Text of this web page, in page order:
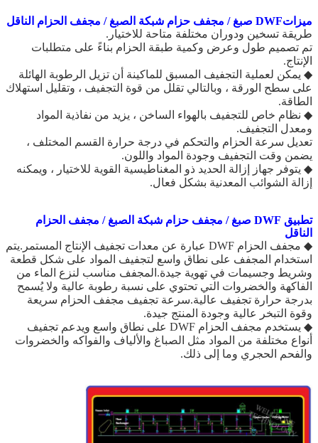
ميزاتDWF صبغ / مجفف حزام شبكة الصبغ / مجفف الحزام الناقل
طريقة تسخين ودوران مختلفة متاحة للاختيار.
تم تصميم طول وعرض وكمية طبقة الحزام بناءً على متطلبات
الإنتاج.
◆ يمكن لعملية التجفيف المسبق للماكينة أن تزيل الرطوبة الهائلة
على سطح الورقة ، وبالتالي تقلل من قوة التجفيف ، وتقليل استهلاك
الطاقة.
◆ نظام خاص للتجفيف بالهواء الساخن ، يزيد من نفاذية المواد
ومعدل التجفيف.
تعديل سرعة الحزام والتحكم في درجة حرارة القسم المختلف ،
يضمن وقت التجفيف وجودة المواد واللون.
◆ يتوفر جهاز إزالة الحديد ذو المغناطيسية القوية للاختيار ، ويمكنه
إزالة الشوائب المعدنية بشكل فعال.
تطبيق DWF صبغ / مجفف حزام شبكة الصبغ / مجفف الحزام
الناقل
◆ مجفف الحزام DWF عبارة عن معدات تجفيف الإنتاج المستمر.يتم
استخدام المجفف على نطاق واسع لتجفيف المواد على شكل قطعة
وشريط وجسيمات في تهوية جيدة.المجفف مناسب لنزع الماء من
الفاكهة والخضروات التي تحتوي على نسبة رطوبة عالية ولا يُسمح
بدرجة حرارة تجفيف عالية.سرعة تجفيف مجفف الحزام سريعة
وقوة التبخر عالية وجودة المنتج جيدة.
◆ يستخدم مجفف الحزام DWF على نطاق واسع ويدعم تجفيف
أنواع مختلفة من المواد مثل الصباغ والألياف والفواكه والخضروات
والفحم الحجري وما إلى ذلك.